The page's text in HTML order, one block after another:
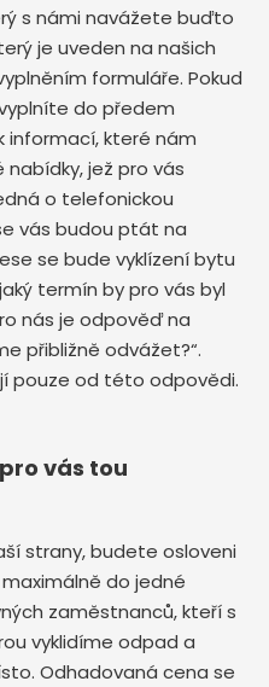
s námi navážete buďto
je uveden na našich
formuláře. Pokud
do předem
informací, které nám
jež pro vás
o telefonickou
vás budou ptát na
se bude vyklízení bytu
termín by pro vás byl
nás je odpověď na
přibližně odvážet?“.
pouze od této odpovědi.
vás tou
strany, budete osloveni
do jedné
zaměstnanců, kteří s
vyklidíme odpad a
Odhadovaná cena se